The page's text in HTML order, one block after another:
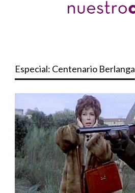
Especial: Centenario Berlanga